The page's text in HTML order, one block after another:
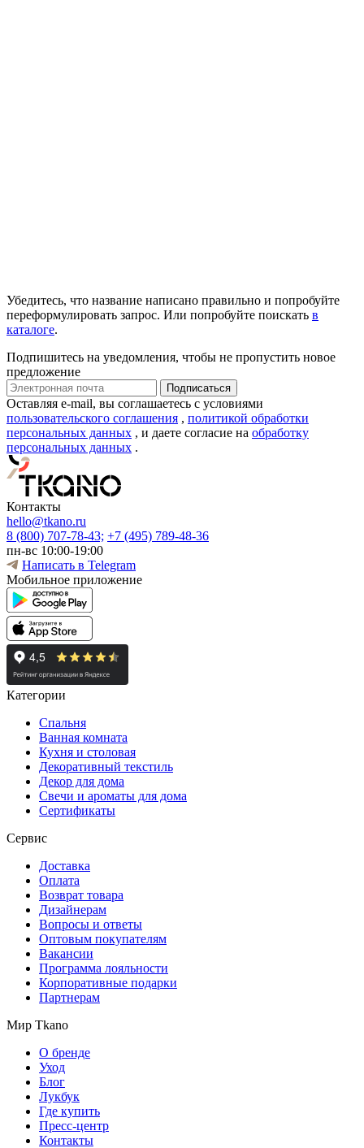
Убедитесь, что название написано правильно и попробуйте
переформулировать запрос. Или попробуйте поискать в
каталоге.
Подпишитесь на уведомления, чтобы не пропустить новое
предложение
Оставляя e-mail, вы соглашаетесь с условиями
пользовательского соглашения , политикой обработки
персональных данных , и даете согласие на обработку
персональных данных .
Контакты
hello@tkano.ru
8 (800) 707-78-43; +7 (495) 789-48-36
пн-вс 10:00-19:00
Написать в Telegram
Мобильное приложение
Категории
Спальня
Ванная комната
Кухня и столовая
Декоративный текстиль
Декор для дома
Свечи и ароматы для дома
Сертификаты
Сервис
Доставка
Оплата
Возврат товара
Дизайнерам
Вопросы и ответы
Оптовым покупателям
Вакансии
Программа лояльности
Корпоративные подарки
Партнерам
Мир Tkano
О бренде
Уход
Блог
Лукбук
Где купить
Пресс-центр
Контакты